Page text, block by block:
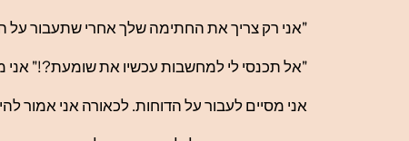
"אני רק צריך את החתימה שלך אחרי שתעבור על
"אל תכנסי לי למחשבות עכשיו את שומעת?!" אני
אני מסיים לעבור על הדוחות. לכאורה אני אמור